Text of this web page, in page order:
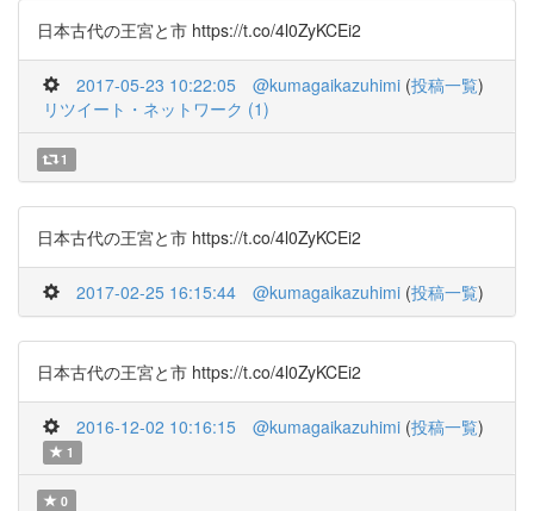
日本古代の王宮と市 https://t.co/4l0ZyKCEi2
2017-05-23 10:22:05 @kumagaikazuhimi (投稿一覧)
リツイート・ネットワーク (1)
1
日本古代の王宮と市 https://t.co/4l0ZyKCEi2
2017-02-25 16:15:44 @kumagaikazuhimi (投稿一覧)
日本古代の王宮と市 https://t.co/4l0ZyKCEi2
2016-12-02 10:16:15 @kumagaikazuhimi (投稿一覧)
1
0